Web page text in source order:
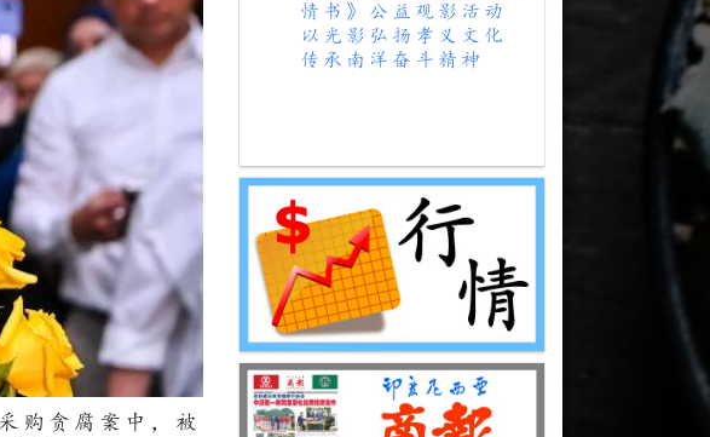
购贪腐案中，被
情书》公益观影活动
以光影弘扬孝义文化
传承南洋奋斗精神